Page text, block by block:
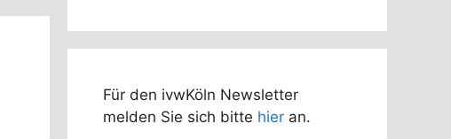
Für den ivwKöln Newsletter
melden Sie sich bitte hier an.